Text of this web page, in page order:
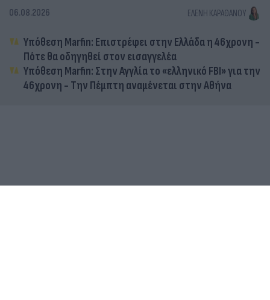
06.08.2026 ΕΛΈΝΗ ΚΑΡΑΘΆΝΟΥ
Υπόθεση Marfin: Επιστρέφει στην Ελλάδα η 46χρονη -
Πότε θα οδηγηθεί στον εισαγγελέα
Υπόθεση Marfin: Στην Αγγλία το «ελληνικό FBI» για την
46χρονη - Την Πέμπτη αναμένεται στην Αθήνα